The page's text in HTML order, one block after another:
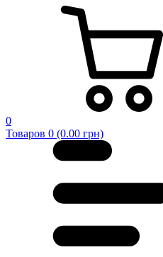
0
Товаров 0 (0.00 грн)